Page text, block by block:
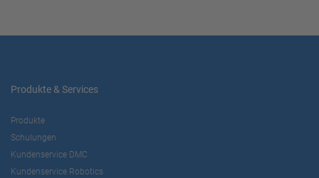
powered byUsercentrics Consent
Produkte & Services
Produkte
Schulungen
Kundenservice DMC
Kundenservice Robotics